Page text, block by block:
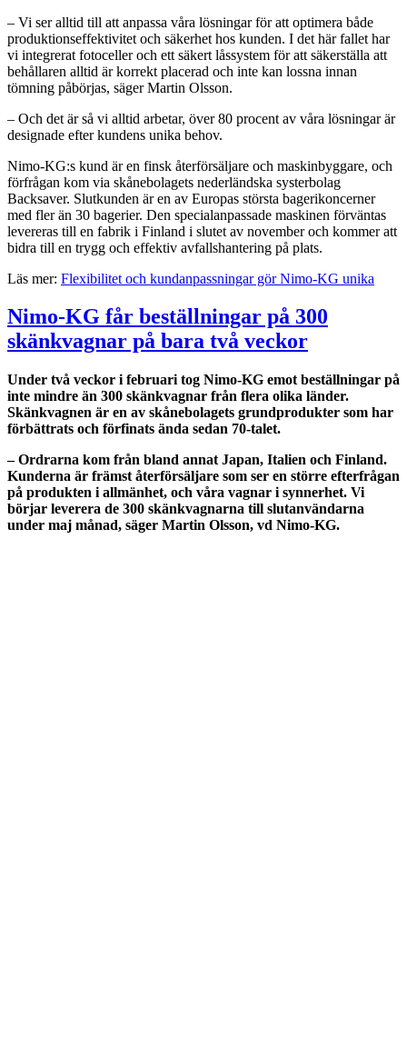
– Vi ser alltid till att anpassa våra lösningar för att optimera både
produktionseffektivitet och säkerhet hos kunden. I det här fallet har
vi integrerat fotoceller och ett säkert låssystem för att säkerställa att
behållaren alltid är korrekt placerad och inte kan lossna innan
tömning påbörjas, säger Martin Olsson.
– Och det är så vi alltid arbetar, över 80 procent av våra lösningar är
designade efter kundens unika behov.
Nimo-KG:s kund är en finsk återförsäljare och maskinbyggare, och
förfrågan kom via skånebolagets nederländska systerbolag
Backsaver. Slutkunden är en av Europas största bagerikoncerner
med fler än 30 bagerier. Den specialanpassade maskinen förväntas
levereras till en fabrik i Finland i slutet av november och kommer att
bidra till en trygg och effektiv avfallshantering på plats.
Läs mer: Flexibilitet och kundanpassningar gör Nimo-KG unika
Nimo-KG får beställningar på 300
skänkvagnar på bara två veckor
Under två veckor i februari tog Nimo-KG emot beställningar på
inte mindre än 300 skänkvagnar från flera olika länder.
Skänkvagnen är en av skånebolagets grundprodukter som har
förbättrats och förfinats ända sedan 70-talet.
– Ordrarna kom från bland annat Japan, Italien och Finland.
Kunderna är främst återförsäljare som ser en större efterfrågan
på produkten i allmänhet, och våra vagnar i synnerhet. Vi
börjar leverera de 300 skänkvagnarna till slutanvändarna
under maj månad, säger Martin Olsson, vd Nimo-KG.